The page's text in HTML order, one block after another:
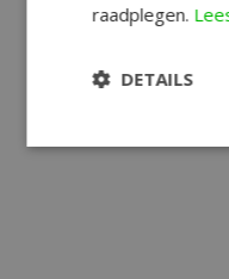
raadplegen.
DETAILS